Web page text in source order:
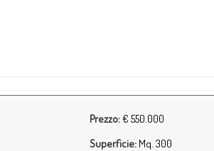
Prezzo:€ 550.000
Superficie:Mq. 300